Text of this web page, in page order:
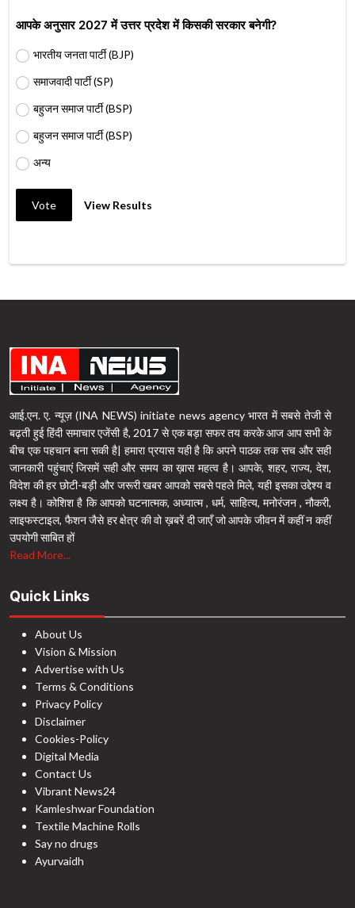
आपके अनुसार 2027 में उत्तर प्रदेश में किसकी सरकार बनेगी?
भारतीय जनता पार्टी (BJP)
समाजवादी पार्टी (SP)
बहुजन समाज पार्टी (BSP)
बहुजन समाज पार्टी (BSP)
अन्य
Vote View Results
आई.एन. ए. न्यूज़ (INA NEWS) initiate news agency भारत में सबसे तेजी से
बढ़ती हुई हिंदी समाचार एजेंसी है, 2017 से एक बड़ा सफर तय करके आज आप सभी के
बीच एक पहचान बना सकी है| हमारा प्रयास यही है कि अपने पाठक तक सच और सही
जानकारी पहुंचाएं जिसमें सही और समय का ख़ास महत्व है। आपके, शहर, राज्य, देश,
विदेश की हर छोटी-बड़ी और जरूरी खबर आपको सबसे पहले मिले, यही इसका उद्देश्य व
लक्ष्य है। कोशिश है कि आपको घटनात्मक, अध्यात्म , धर्म, साहित्य, मनोरंजन , नौकरी,
लाइफस्टाइल, फैशन जैसे हर क्षेत्र की वो ख़बरें दी जाएँ जो आपके जीवन में कहीं न कहीं
उपयोगी साबित हों
Read More...
Quick Links
About Us
Vision & Mission
Advertise with Us
Terms & Conditions
Privacy Policy
Disclaimer
Cookies-Policy
Digital Media
Contact Us
Vibrant News24
Kamleshwar Foundation
Textile Machine Rolls
Say no drugs
Ayurvaidh